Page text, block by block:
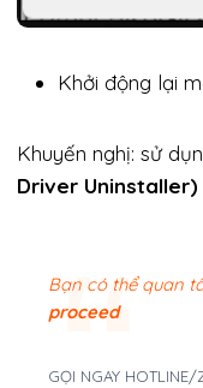
Khởi động lại
Khuyến nghị: sử
Driver Uninstaller)
Bạn có thể quan
proceed
GỌI NGAY HOTLINE/